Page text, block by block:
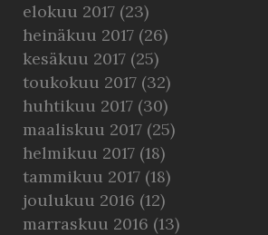
elokuu 2017 (23)
heinäkuu 2017 (26)
kesäkuu 2017 (25)
toukokuu 2017 (32)
huhtikuu 2017 (30)
maaliskuu 2017 (25)
helmikuu 2017 (18)
tammikuu 2017 (18)
joulukuu 2016 (12)
marraskuu 2016 (13)